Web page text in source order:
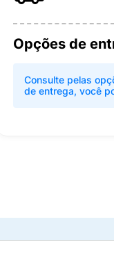
Opções de
Consulte pelas
de entrega, você